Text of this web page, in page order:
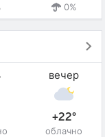
0%
вечер
+22°
облачно